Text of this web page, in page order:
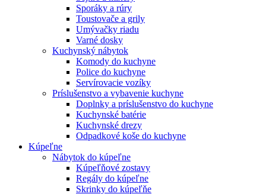
Sporáky a rúry
Toustovače a grily
Umývačky riadu
Varné dosky
Kuchynský nábytok
Komody do kuchyne
Police do kuchyne
Servírovacie vozíky
Príslušenstvo a vybavenie kuchyne
Doplnky a príslušenstvo do kuchyne
Kuchynské batérie
Kuchynské drezy
Odpadkové koše do kuchyne
Kúpeľne
Nábytok do kúpeľne
Kúpeľňové zostavy
Regály do kúpeľne
Skrinky do kúpeľňe